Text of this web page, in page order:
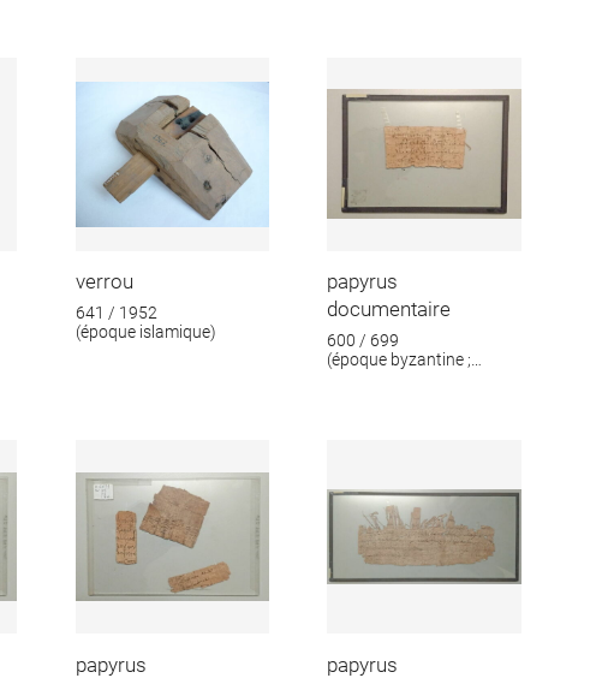
verrou
641 / 1952
(époque islamique)
papyrus
documentaire
600 / 699
(époque byzantine ;
papyrus papyrus